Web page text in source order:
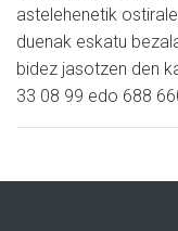
astelehenetik
duenak eskatu
bidez jasotzen den
33 08 99 edo 688